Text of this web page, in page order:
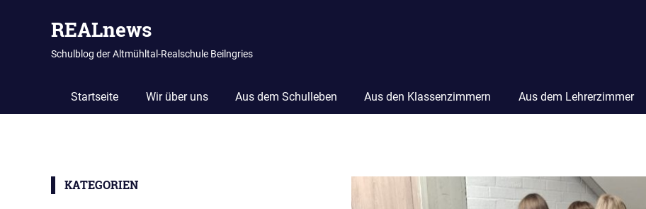
REALnews
Schulblog der Altmühltal-Realschule Beilngries
Startseite Wir über uns Aus dem Schulleben Aus den Klassenzimmern Aus dem Lehrerzimmer
KATEGORIEN